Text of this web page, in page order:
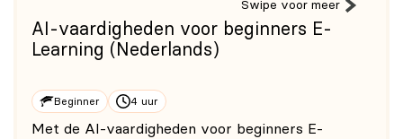
Swipe voor meer
AI-vaardigheden voor beginners E-
Learning (Nederlands)
Beginner 4 uur
Met de AI-vaardigheden voor beginners E-